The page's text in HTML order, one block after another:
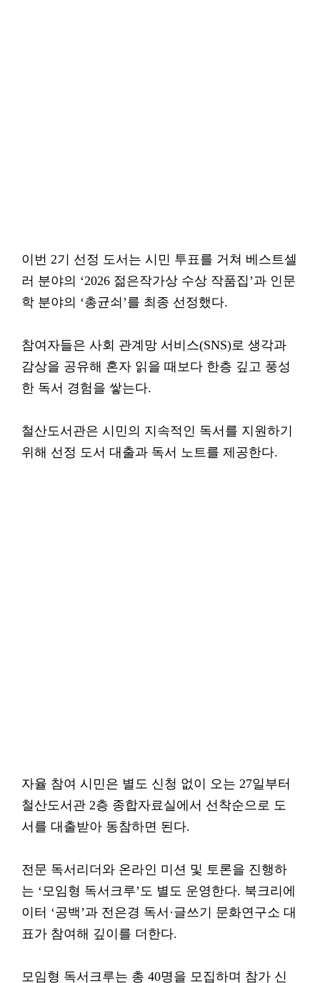
이번 2기 선정 도서는 시민 투표를 거쳐 베스트셀
러 분야의 ‘2026 젊은작가상 수상 작품집’과 인문
학 분야의 ‘총균쇠’를 최종 선정했다.
참여자들은 사회 관계망 서비스(SNS)로 생각과
감상을 공유해 혼자 읽을 때보다 한층 깊고 풍성
한 독서 경험을 쌓는다.
철산도서관은 시민의 지속적인 독서를 지원하기
위해 선정 도서 대출과 독서 노트를 제공한다.
자율 참여 시민은 별도 신청 없이 오는 27일부터
철산도서관 2층 종합자료실에서 선착순으로 도
서를 대출받아 동참하면 된다.
전문 독서리더와 온라인 미션 및 토론을 진행하
는 ‘모임형 독서크루’도 별도 운영한다. 북크리에
이터 ‘공백’과 전은경 독서·글쓰기 문화연구소 대
표가 참여해 깊이를 더한다.
모임형 독서크루는 총 40명을 모집하며 참가 신